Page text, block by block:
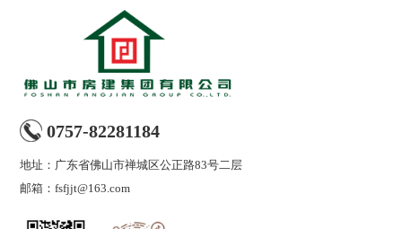
0757-82281184
地址：广东省佛山市禅城区公正路83号二层
邮箱：fsfjjt@163.com